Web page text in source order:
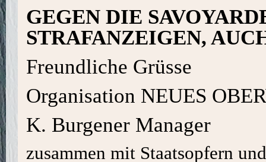
GEGEN DIE
STRAFANZEIGEN,
Freundliche Grüsse
Organisation NEUES
K. Burgener Manager
zusammen mit Staatsopfern